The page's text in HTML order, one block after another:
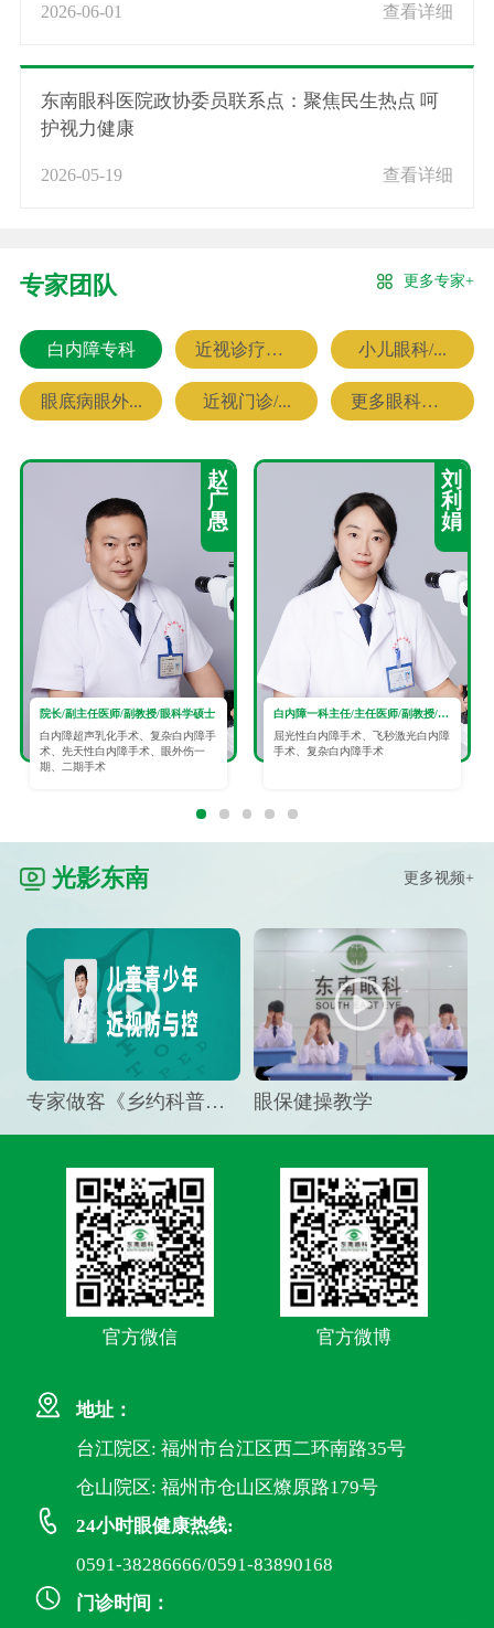
2026-06-01 查看详细
东南眼科医院政协委员联系点：聚焦民生热点 呵
护视力健康
2026-05-19 查看详细
专家团队 更多专家+
白内障专科 近视诊疗专科 小儿眼科/...
眼底病眼外... 近视门诊/... 更多眼科专家
赵
广
愚
院长/副主任医师/副教授/眼科学硕士
白内障超声乳化手术、复杂白内障手
术、先天性白内障手术、眼外伤一
期、二期手术
刘
利
娟
白内障一科主任/主任医师/副教授/眼科学硕士
屈光性白内障手术、飞秒激光白内障
手术、复杂白内障手术
光影东南 更多视频+
专家做客《乡约科普》栏目，预防孩子近视竟然这么“简单” 眼保健操教学
官方微信 官方微博
地址：
台江院区: 福州市台江区西二环南路35号
仓山院区: 福州市仓山区燎原路179号
24小时眼健康热线:
0591-38286666/0591-83890168
门诊时间：